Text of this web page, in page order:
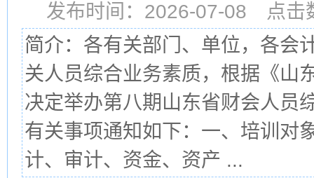
发布时间：2026-07-08 点
简介：各有关部门、单位，各会
关人员综合业务素质，根据《山
决定举办第八期山东省财会人员
有关事项通知如下：一、培训对
计、审计、资金、资产 ...